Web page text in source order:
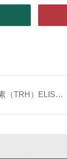
）ELISA试剂盒